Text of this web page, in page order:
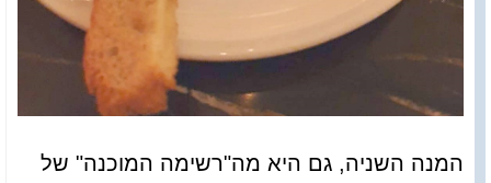
המנה השניה, גם היא מה"רשימה המוכנה" של